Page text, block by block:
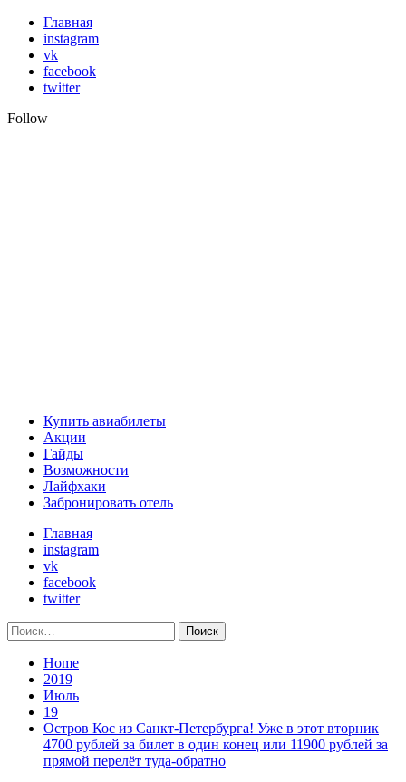
Skip
content
Главная
instagram
vk
facebook
twitter
Follow
Primary
Menu
Купить авиабилеты
Акции
Гайды
Возможности
Лайфхаки
Забронировать отель
Главная
instagram
vk
facebook
twitter
Найти:
Home
2019
Июль
19
Остров Кос из Санкт-Петербурга! Уже в этот вторник
4700 рублей за билет в один конец или 11900 рублей за
прямой перелёт туда-обратно